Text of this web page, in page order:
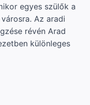
egyes szülők a
Az aradi
révén Arad
különleges